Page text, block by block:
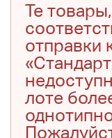
Те
отправки
лоте